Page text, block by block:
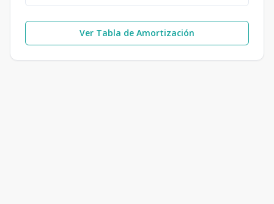
Ver Tabla de Amortización